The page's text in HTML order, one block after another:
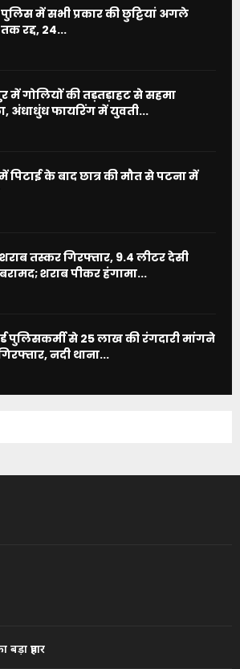
पुलिस में सभी प्रकार की छुट्टियां अगले
रद्द, 24...
में गोलियों की तड़तड़ाहट से सहमा
अंधाधुंध फायरिंग में युवती...
पिटाई के बाद छात्र की मौत से पटना में
तस्कर गिरफ्तार, 9.4 लीटर देसी
शराब पीकर हंगामा...
पुलिसकर्मी से 25 लाख की रंगदारी मांगने
नदी थाना...
प्रहार